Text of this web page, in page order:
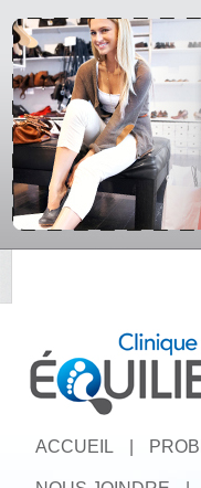
ACCUEIL